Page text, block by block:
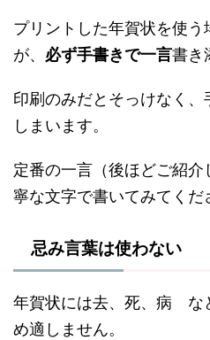
プリントした年賀状を使
が、 必ず手書きで一言書き
印刷のみだとそっけなく
しまいます。
定番の一言（後ほどご紹
寧な文字で書いてみてくだ
忌み言葉は使わない
年賀状には去、死、病 な
め適しません。